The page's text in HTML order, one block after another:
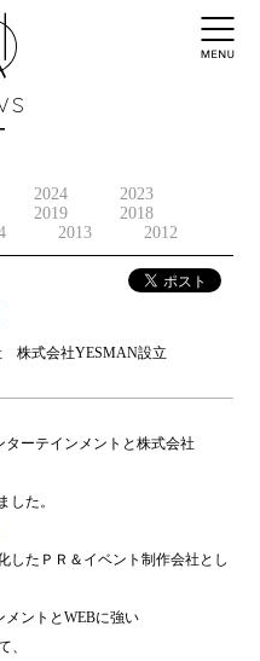
2024
2023
2019
2018
2013 2012
株式会社YESMAN設立
ターテインメントと株式会社
した。
したＰＲ＆イベント制作会社とし
ントとWEBに強い
、